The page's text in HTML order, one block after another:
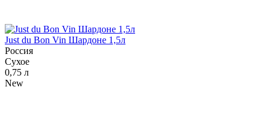
Just du Bon Vin Шардоне 1,5л
Россия
Сухое
0,75 л
New